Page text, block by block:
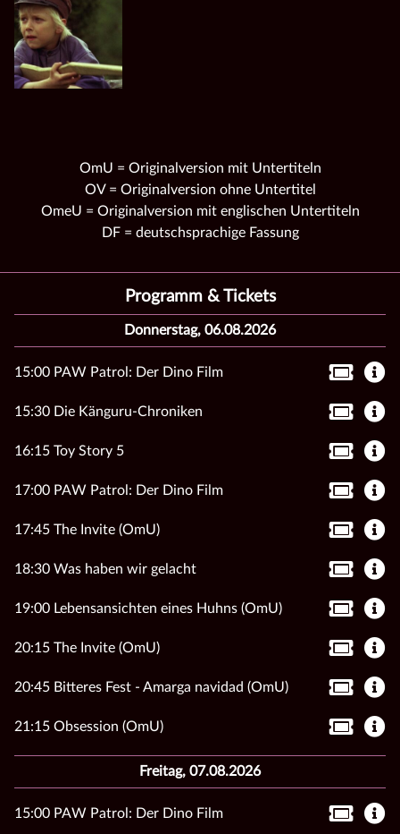
OmU = Originalversion mit Untertiteln
OV = Originalversion ohne Untertitel
OmeU = Originalversion mit englischen Untertiteln
DF = deutschsprachige Fassung
Programm & Tickets
Donnerstag, 06.08.2026
15:00 PAW Patrol: Der Dino Film
15:30 Die Känguru-Chroniken
16:15 Toy Story 5
17:00 PAW Patrol: Der Dino Film
17:45 The Invite (OmU)
18:30 Was haben wir gelacht
19:00 Lebensansichten eines Huhns (OmU)
20:15 The Invite (OmU)
20:45 Bitteres Fest - Amarga navidad (OmU)
21:15 Obsession (OmU)
Freitag, 07.08.2026
15:00 PAW Patrol: Der Dino Film